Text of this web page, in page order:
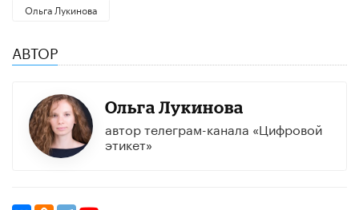
Ольга Лукинова
АВТОР
Ольга Лукинова
автор телеграм-канала «Цифровой
этикет»